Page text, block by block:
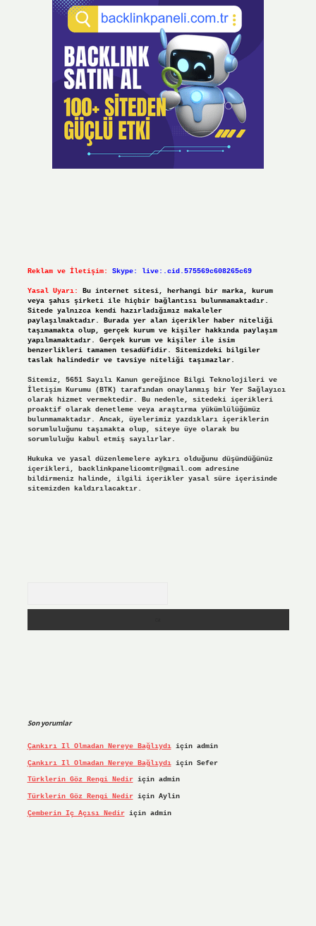
Reklam ve İletişim: Skype: live:.cid.575569c608265c69
Yasal Uyarı:
Bu internet sitesi, herhangi bir marka, kurum
veya şahıs şirketi ile hiçbir bağlantısı bulunmamaktadır.
Sitede yalnızca kendi hazırladığımız makaleler
paylaşılmaktadır. Burada yer alan içerikler haber niteliği
taşımamakta olup, gerçek kurum ve kişiler hakkında paylaşım
yapılmamaktadır. Gerçek kurum ve kişiler ile isim
benzerlikleri tamamen tesadüfidir. Sitemizdeki bilgiler
taslak halindedir ve tavsiye niteliği taşımazlar.
Sitemiz, 5651 Sayılı Kanun gereğince Bilgi Teknolojileri ve
İletişim Kurumu (BTK) tarafından onaylanmış bir Yer Sağlayıcı
olarak hizmet vermektedir. Bu nedenle, sitedeki içerikleri
proaktif olarak denetleme veya araştırma yükümlülüğümüz
bulunmamaktadır. Ancak, üyelerimiz yazdıkları içeriklerin
sorumluluğunu taşımakta olup, siteye üye olarak bu
sorumluluğu kabul etmiş sayılırlar.
Hukuka ve yasal düzenlemelere aykırı olduğunu düşündüğünüz
içerikleri, backlinkpanelicomtr@gmail.comadresine
bildirmeniz halinde, ilgili içerikler yasal süre içerisinde
sitemizden kaldırılacaktır.
Son yorumlar
Çankırı Il Olmadan Nereye Bağlıydıiçin admin
Çankırı Il Olmadan Nereye Bağlıydıiçin Sefer
Türklerin Göz Rengi Nediriçin admin
Türklerin Göz Rengi Nediriçin Aylin
Çemberin Iç Açısı Nediriçin admin